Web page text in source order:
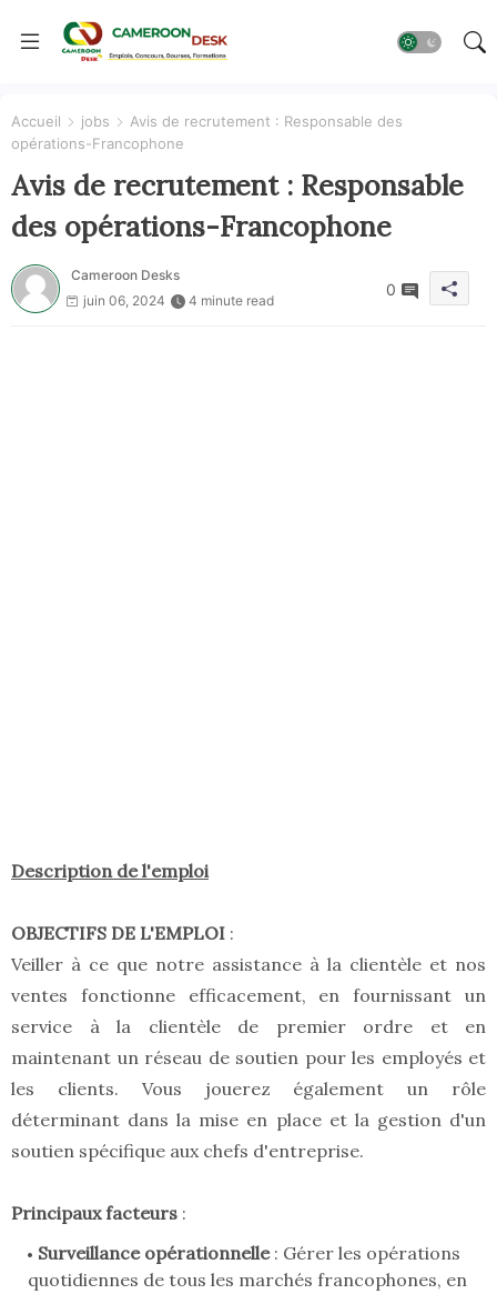
Accueil jobs
Avis de recrutement : Responsable des
opérations-Francophone
Avis de recrutement : Responsable
des opérations-Francophone
Cameroon Desks
juin 06, 2024
4 minute read
0
Description de l'emploi
OBJECTIFS DE L'EMPLOI :
Veiller à ce que notre assistance à la clientèle et nos
ventes fonctionne efficacement, en fournissant un
service à la clientèle de premier ordre et en
maintenant un réseau de soutien pour les employés et
les clients. Vous jouerez également un rôle
déterminant dans la mise en place et la gestion d'un
soutien spécifique aux chefs d'entreprise.
Principaux facteurs :
Surveillance opérationnelle : Gérer les opérations
quotidiennes de tous les marchés francophones, en